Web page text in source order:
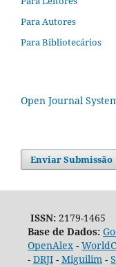
Para Autores
Para Bibliotecários
Open Journal
Enviar Submissão
ISSN:2179-
Base de Dados:
OpenAlex-
- DRJI- Miguilim-